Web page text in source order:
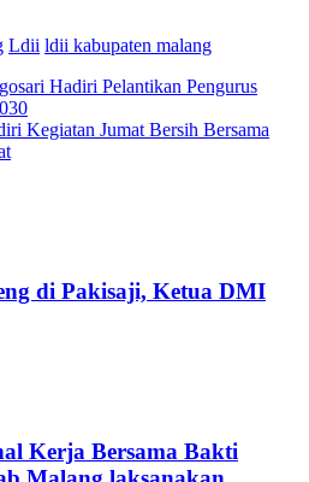
Ldii ldii kabupaten malang
Hadiri Pelantikan Pengurus
Kegiatan Jumat Bersih Bersama
di Pakisaji, Ketua DMI
Kerja Bersama Bakti